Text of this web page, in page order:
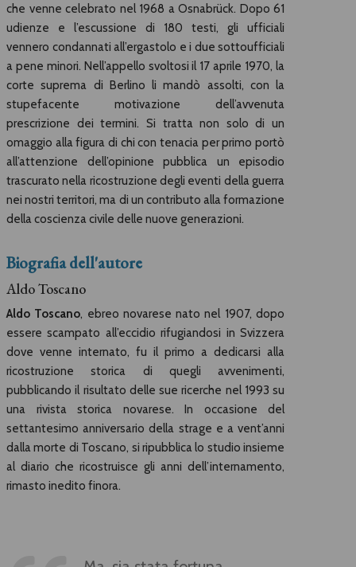
che venne celebrato nel 1968 a Osnabrück. Dopo 61
udienze e l’escussione di 180 testi, gli ufficiali
vennero condannati all’ergastolo e i due sottoufficiali
a pene minori. Nell’appello svoltosi il 17 aprile 1970, la
corte suprema di Berlino li mandò assolti, con la
stupefacente motivazione dell’avvenuta
prescrizione dei termini. Si tratta non solo di un
omaggio alla figura di chi con tenacia per primo portò
all’attenzione dell’opinione pubblica un episodio
trascurato nella ricostruzione degli eventi della guerra
nei nostri territori, ma di un contributo alla formazione
della coscienza civile delle nuove generazioni.
Biografia dell'autore
Aldo Toscano
Aldo Toscano, ebreo novarese nato nel 1907, dopo
essere scampato all’eccidio rifugiandosi in Svizzera
dove venne internato, fu il primo a dedicarsi alla
ricostruzione storica di quegli avvenimenti,
pubblicando il risultato delle sue ricerche nel 1993 su
una rivista storica novarese. In occasione del
settantesimo anniversario della strage e a vent’anni
dalla morte di Toscano, si ripubblica lo studio insieme
al diario che ricostruisce gli anni dell’internamento,
rimasto inedito finora.